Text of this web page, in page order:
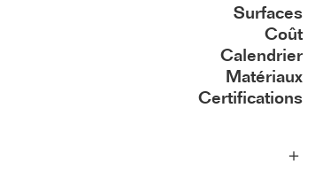
Surfaces
Coût
Calendrier
Matériaux
Certifications
＋